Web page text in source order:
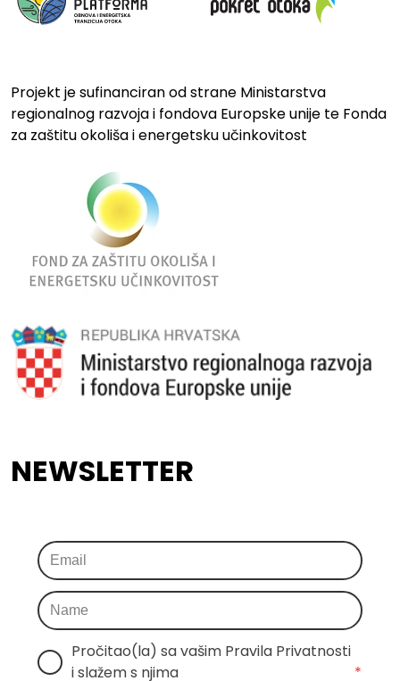
Projekt je sufinanciran od strane Ministarstva
regionalnog razvoja i fondova Europske unije te Fonda
za zaštitu okoliša i energetsku učinkovitost
NEWSLETTER
Pročitao(la) sa vašim Pravila Privatnosti
i slažem s njima
*